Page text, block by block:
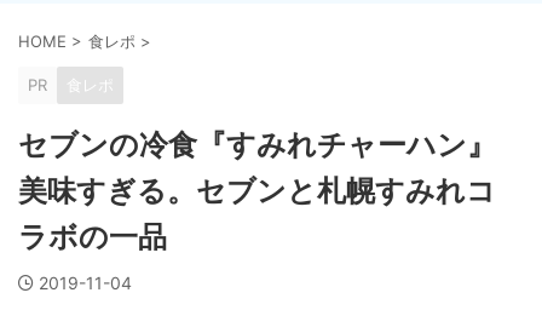
HOME > 食レポ >
PR 食レポ
セブンの冷食『すみれチャーハン』
美味すぎる。セブンと札幌すみれコ
ラボの一品
2019-11-04